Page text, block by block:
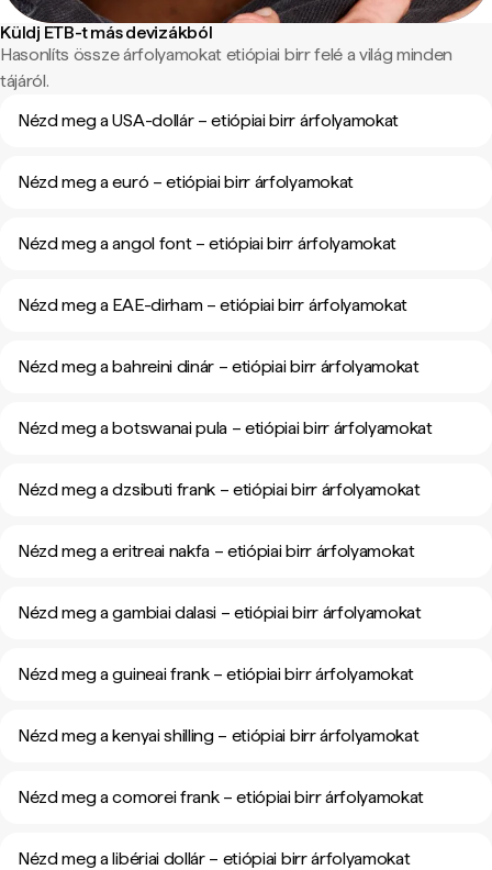
Küldj ETB-t más devizákból
Hasonlíts össze árfolyamokat etiópiai birr felé a világ minden
tájáról.
Nézd meg a USA-dollár – etiópiai birr árfolyamokat
Nézd meg a euró – etiópiai birr árfolyamokat
Nézd meg a angol font – etiópiai birr árfolyamokat
Nézd meg a EAE-dirham – etiópiai birr árfolyamokat
Nézd meg a bahreini dinár – etiópiai birr árfolyamokat
Nézd meg a botswanai pula – etiópiai birr árfolyamokat
Nézd meg a dzsibuti frank – etiópiai birr árfolyamokat
Nézd meg a eritreai nakfa – etiópiai birr árfolyamokat
Nézd meg a gambiai dalasi – etiópiai birr árfolyamokat
Nézd meg a guineai frank – etiópiai birr árfolyamokat
Nézd meg a kenyai shilling – etiópiai birr árfolyamokat
Nézd meg a comorei frank – etiópiai birr árfolyamokat
Nézd meg a libériai dollár – etiópiai birr árfolyamokat